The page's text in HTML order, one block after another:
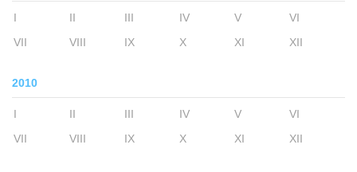
I II III IV V
VI
VII
VIII IX X XI XII
2010
I II III IV V
VI
VII
VIII IX X XI XII